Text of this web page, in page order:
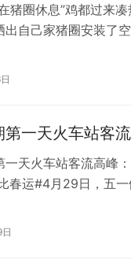
猪圈休息”鸡都过来
出自己家猪圈安装了
心母猪和小猪的身体
第一天火车站客
一天火车站客流高峰
春运#4月29日，五
去，人山人海，排起